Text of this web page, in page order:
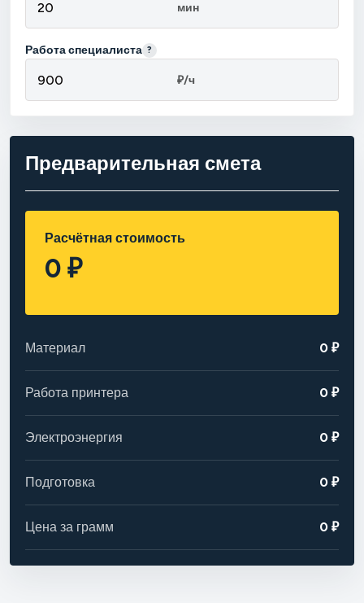
мин
Работа специалиста ?
₽/ч
Предварительная смета
Расчётная стоимость
0 ₽
Материал 0 ₽
Работа принтера 0 ₽
Электроэнергия 0 ₽
Подготовка 0 ₽
Цена за грамм 0 ₽